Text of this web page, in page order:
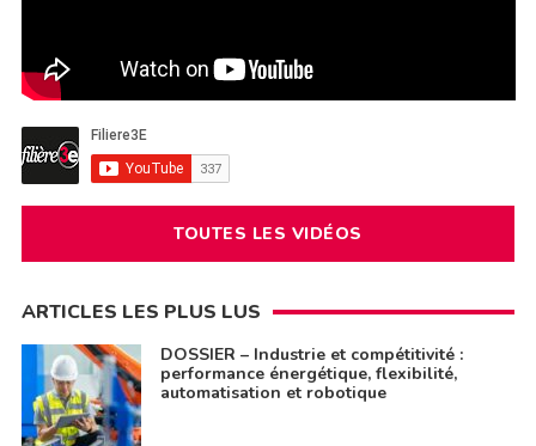
TOUTES LES VIDÉOS
ARTICLES LES PLUS LUS
DOSSIER – Industrie et compétitivité :
performance énergétique, flexibilité,
automatisation et robotique